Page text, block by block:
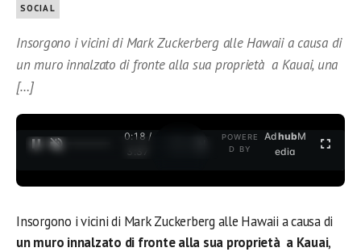
SOCIAL
Insorgono i vicini di Mark Zuckerberg alle Hawaii a causa di
un muro innalzato di fronte alla sua proprietà a Kauai, una
[…]
0:19 /
3:37
POWERE
D BY
AdhubM
edia
Insorgono i vicini di Mark Zuckerberg alle Hawaii a causa di
un muro innalzato di fronte alla sua proprietà a Kauai,